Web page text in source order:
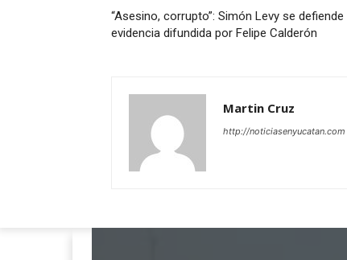
“Asesino, corrupto”: Simón Levy se defiende
evidencia difundida por Felipe Calderón
Martin Cruz
http://noticiasenyucatan.com